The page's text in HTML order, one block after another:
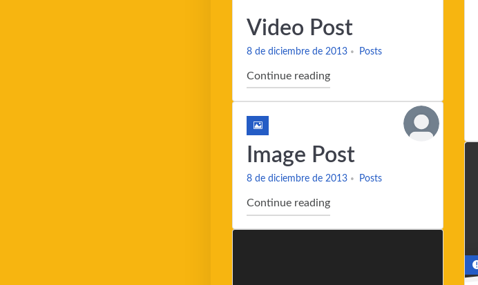
Video Post
8 de diciembre de 2013 Posts
Continue reading"Video Post"
Image Post
8 de diciembre de 2013 Posts
Continue reading"Image Post"